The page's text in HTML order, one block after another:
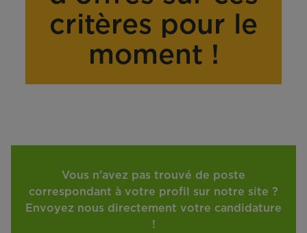
critères pour le
moment !
Vous n'avez pas trouvé de poste
correspondant à votre profil sur notre site ?
Envoyez nous directement votre candidature
!